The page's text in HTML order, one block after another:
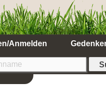
Anmelden